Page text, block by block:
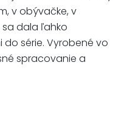
v obývačke, v
dala ľahko
série. Vyrobené vo
spracovanie a